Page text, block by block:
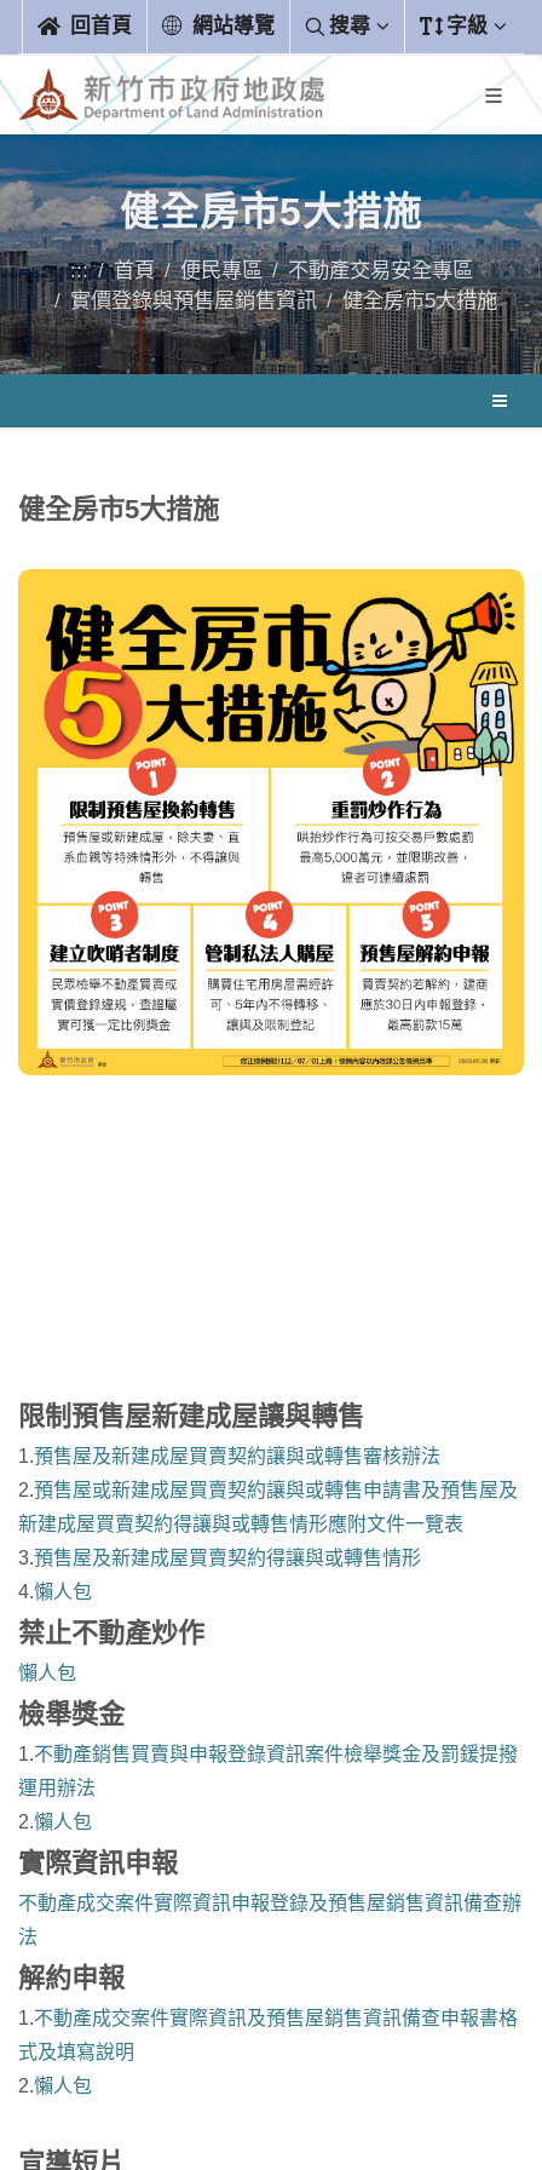
跳到主要內容區塊
回首頁 網站導覽 搜尋 字級
健全房市5大措施
::: 首頁 便民專區
不動產交易安全專區
實價登錄與預售屋銷售資訊
健全房市5大措施
健全房市5大措施
限制預售屋新建成屋讓與轉售
1.預售屋及新建成屋買賣契約讓與或轉售審核辦法
2.預售屋或新建成屋買賣契約讓與或轉售申請書及預售屋及
新建成屋買賣契約得讓與或轉售情形應附文件一覽表
3.預售屋及新建成屋買賣契約得讓與或轉售情形
4.懶人包
禁止不動產炒作
懶人包
檢舉獎金
1.不動產銷售買賣與申報登錄資訊案件檢舉獎金及罰鍰提撥
運用辦法
2.懶人包
實際資訊申報
不動產成交案件實際資訊申報登錄及預售屋銷售資訊備查辦
法
解約申報
1.不動產成交案件實際資訊及預售屋銷售資訊備查申報書格
式及填寫說明
2.懶人包
宣導短片